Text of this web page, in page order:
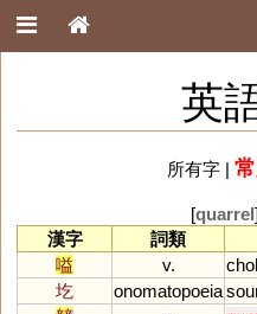
英
所有字|
[quarrel
漢字
詞類
嗌
v.
圪
onomatopoeia